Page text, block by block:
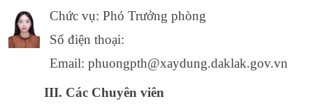
Chức vụ: Phó Trưởng phòng
Số điện thoại:
Email: phuongpth@xaydung.daklak.gov.vn
III. Các Chuyên viên